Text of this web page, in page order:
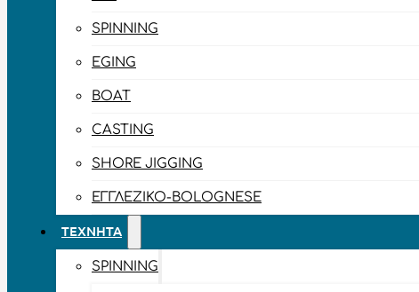
SPINNING
EGING
BOAT
CASTING
SHORE JIGGING
ΕΓΓΛΈΖΙΚΟ-BOLOGNESE
ΤΕΧΝΗΤΆ
SPINNING